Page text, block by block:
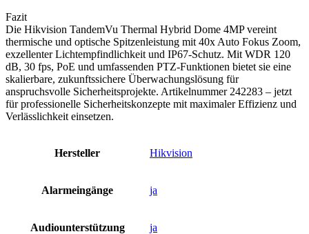
Fazit
Die Hikvision TandemVu Thermal Hybrid Dome 4MP vereint
thermische und optische Spitzenleistung mit 40x Auto Fokus Zoom,
exzellenter Lichtempfindlichkeit und IP67-Schutz. Mit WDR 120
dB, 30 fps, PoE und umfassenden PTZ-Funktionen bietet sie eine
skalierbare, zukunftssichere Überwachungslösung für
anspruchsvolle Sicherheitsprojekte. Artikelnummer 242283 – jetzt
für professionelle Sicherheitskonzepte mit maximaler Effizienz und
Verlässlichkeit einsetzen.
Hersteller Hikvision
Alarmeingänge ja
Audiounterstützung ja